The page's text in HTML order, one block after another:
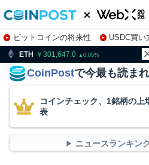
ビットコインの将来性 USDC買い
株特集・関連銘柄
0.05
CoinPostで今最も読ま
コインチェック、1銘柄の上
表
ニュースランキン